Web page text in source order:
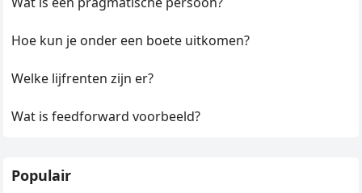
Hoe kun je onder een boete uitkomen?
Welke lijfrenten zijn er?
Wat is feedforward voorbeeld?
Populair